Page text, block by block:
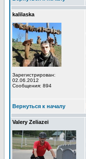
kalilaska
Зарегистрирован:
02.06.2012
Сообщения: 894
Вернуться к началу
Valery Zeliazei